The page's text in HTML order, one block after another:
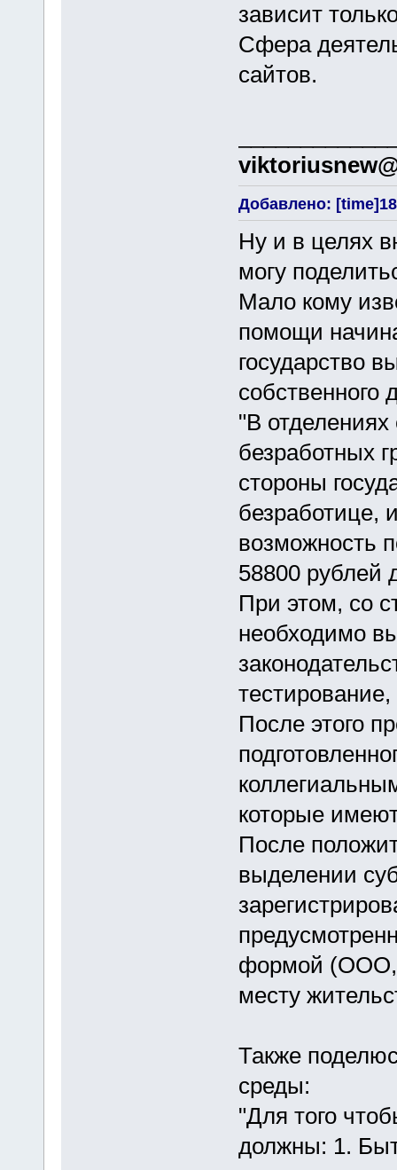
зависит
Сфера
сайтов.
Добавлено:
Ну и в целях
могу
Мало кому
помощи
государство
собственного
"В
безработных
стороны
безработице,
возможность
58800 рублей
При этом, со
необходимо
После этого
которые
После
выделении
формой (ООО,
месту
Также
среды:
"Для того
должны: 1.